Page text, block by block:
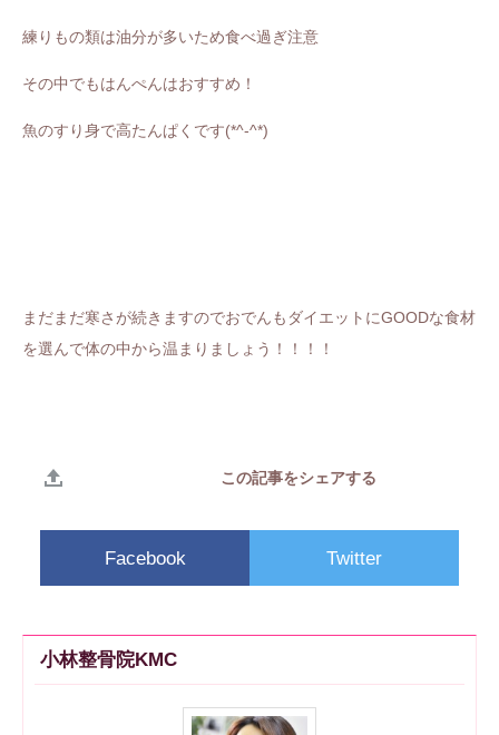
練りもの類は油分が多いため食べ過ぎ注意
その中でもはんぺんはおすすめ！
魚のすり身で高たんぱくです(*^-^*)
まだまだ寒さが続きますのでおでんもダイエットにGOODな食材
を選んで体の中から温まりましょう！！！！
この記事をシェアする
Facebook Twitter
小林整骨院KMC